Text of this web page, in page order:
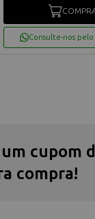
Consulte-nos pelo
cupom
compra!